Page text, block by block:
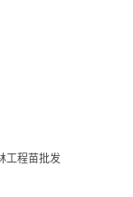
工程苗批发